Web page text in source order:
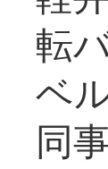
転
ベ
同